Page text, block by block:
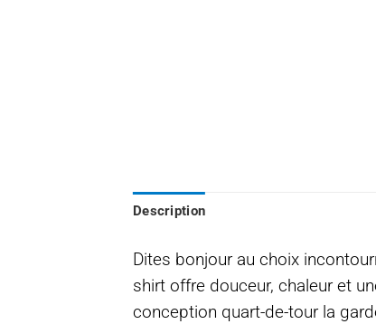
Description
Dites bonjour au choix
shirt offre douceur, chaleur et
conception quart-de-tour la